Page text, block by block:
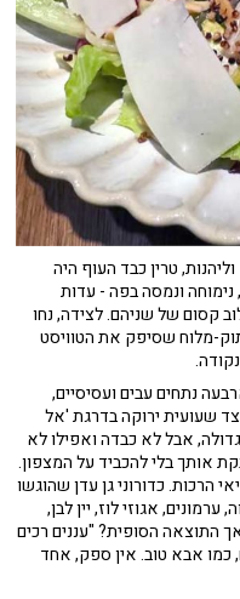
טרין כבד העוף היה
נימוחה ונמסה בפה - עדות
קסום של שניהם. לצידה, נחו
מלוח שסיפק את הטוויסט
נתחים עבים ועסיסיים,
שעועית ירוקה בדרגת 'אל
אבל לא כבדה ואפילו לא
אותך בלי להכביד על המצפון.
הרכות. כדורוני גן עדן שהוגשו
אגוזי לוז, יין לבן,
התוצאה הסופית? "עננים רכים
כמו אבא טוב. אין ספק, אחד